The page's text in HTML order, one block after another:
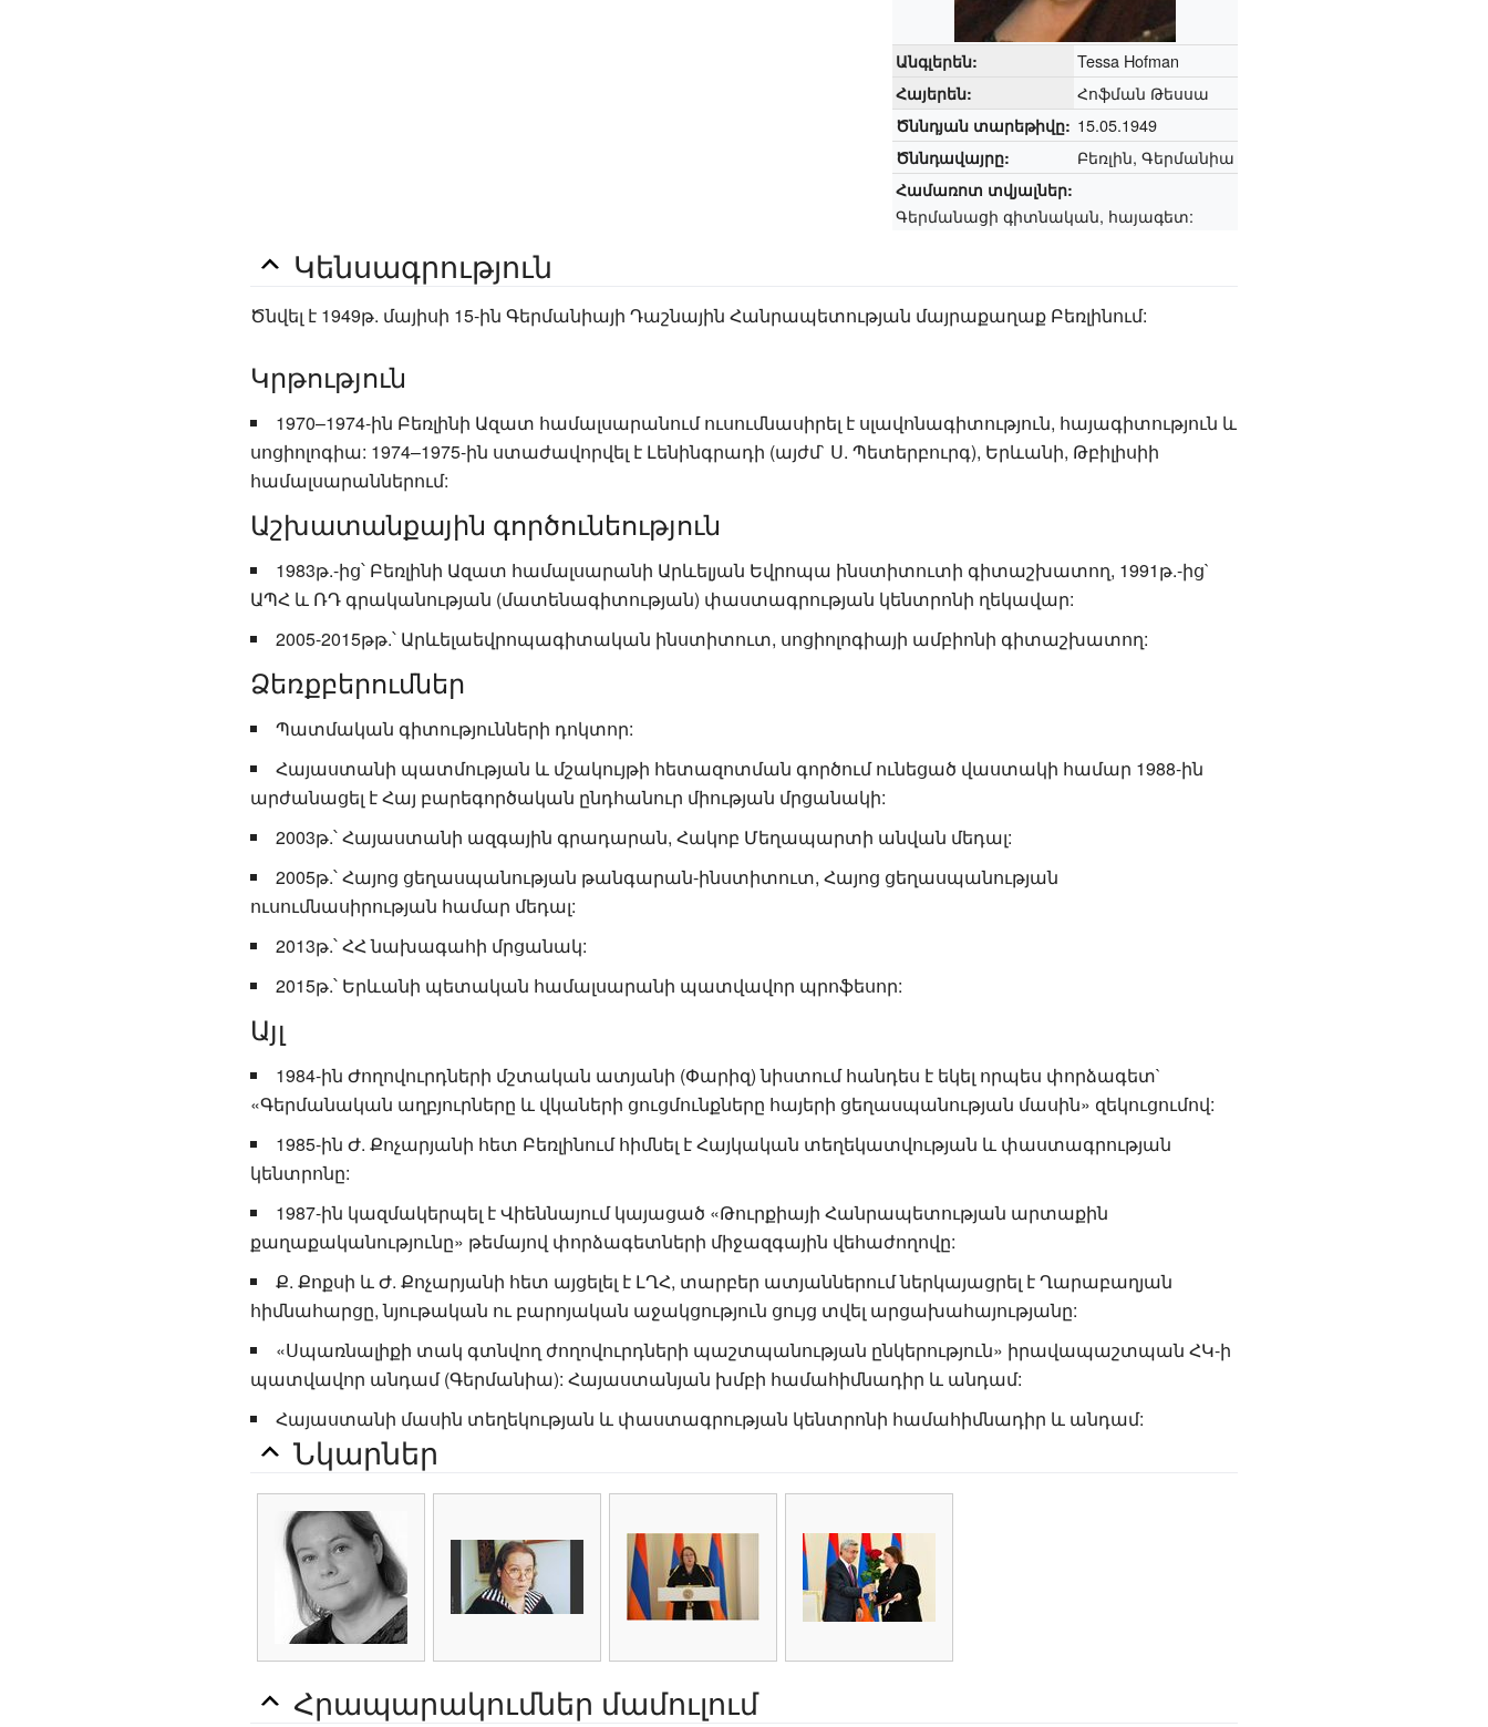
Անգլերեն: Tessa Hofman
Հայերեն: Հոֆման Թեսսա
Ծննդյան տարեթիվը: 15.05.1949
Ծննդավայրը: Բեռլին, Գերմանիա
Համառոտ տվյալներ:
Գերմանացի գիտնական, հայագետ:
Կենսագրություն
Ծնվել է 1949թ. մայիսի 15-ին Գերմանիայի Դաշնային Հանրապետության մայրաքաղաք Բեռլինում:
Կրթություն
1970–1974-ին Բեռլինի Ազատ համալսարանում ուսումնասիրել է սլավոնագիտություն, հայագիտություն և
սոցիոլոգիա: 1974–1975-ին ստաժավորվել է Լենինգրադի (այժմ` Ս. Պետերբուրգ), Երևանի, Թբիլիսիի
համալսարաններում:
Աշխատանքային գործունեություն
1983թ.-ից՝ Բեռլինի Ազատ համալսարանի Արևելյան Եվրոպա ինստիտուտի գիտաշխատող, 1991թ.-ից`
ԱՊՀ և ՌԴ գրականության (մատենագիտության) փաստագրության կենտրոնի ղեկավար:
2005-2015թթ.՝ Արևելաեվրոպագիտական ինստիտուտ, սոցիոլոգիայի ամբիոնի գիտաշխատող:
Ձեռքբերումներ
Պատմական գիտությունների դոկտոր:
Հայաստանի պատմության և մշակույթի հետազոտման գործում ունեցած վաստակի համար 1988-ին
արժանացել է Հայ բարեգործական ընդհանուր միության մրցանակի:
2003թ.՝ Հայաստանի ազգային գրադարան, Հակոբ Մեղապարտի անվան մեդալ:
2005թ.՝ Հայոց ցեղասպանության թանգարան-ինստիտուտ, Հայոց ցեղասպանության
ուսումնասիրության համար մեդալ:
2013թ.՝ ՀՀ նախագահի մրցանակ:
2015թ.՝ Երևանի պետական համալսարանի պատվավոր պրոֆեսոր:
Այլ
1984-ին Ժողովուրդների մշտական ատյանի (Փարիզ) նիստում հանդես է եկել որպես փորձագետ`
«Գերմանական աղբյուրները և վկաների ցուցմունքները հայերի ցեղասպանության մասին» զեկուցումով:
1985-ին Ժ. Քոչարյանի հետ Բեռլինում հիմնել է Հայկական տեղեկատվության և փաստագրության
կենտրոնը:
1987-ին կազմակերպել է Վիեննայում կայացած «Թուրքիայի Հանրապետության արտաքին
քաղաքականությունը» թեմայով փորձագետների միջազգային վեհաժողովը:
Ք. Քոքսի և Ժ. Քոչարյանի հետ այցելել է ԼՂՀ, տարբեր ատյաններում ներկայացրել է Ղարաբաղյան
հիմնահարցը, նյութական ու բարոյական աջակցություն ցույց տվել արցախահայությանը:
«Սպառնալիքի տակ գտնվող ժողովուրդների պաշտպանության ընկերություն» իրավապաշտպան ՀԿ-ի
պատվավոր անդամ (Գերմանիա): Հայաստանյան խմբի համահիմնադիր և անդամ:
Հայաստանի մասին տեղեկության և փաստագրության կենտրոնի համահիմնադիր և անդամ:
Նկարներ
Հրապարակումներ մամուլում